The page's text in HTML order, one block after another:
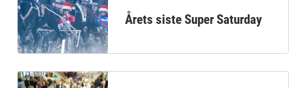
Årets siste Super Saturday